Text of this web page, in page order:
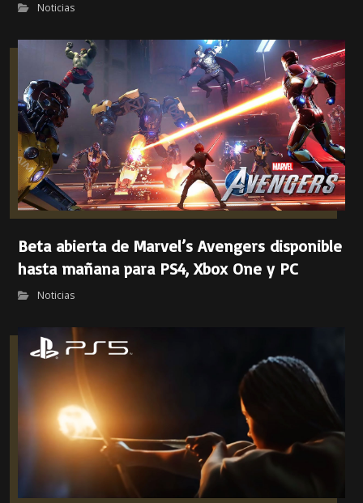
Noticias
Beta abierta de Marvel’s Avengers disponible
hasta mañana para PS4, Xbox One y PC
Noticias